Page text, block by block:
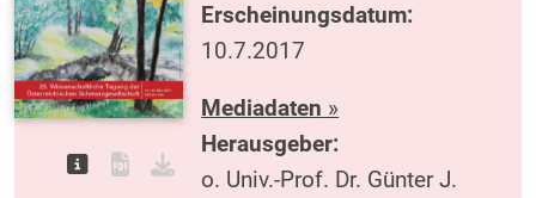
Erscheinungsdatum:
10.7.2017
Mediadaten »
Herausgeber:
o. Univ.-Prof. Dr. Günter J.